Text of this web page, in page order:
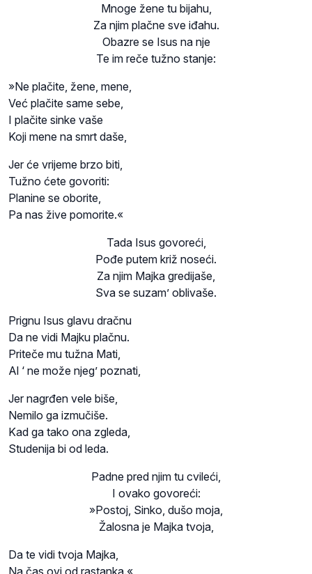
Mnoge žene tu bijahu,
Za njim plačne sve iđahu.
Obazre se Isus na nje
Te im reče tužno stanje:
»Ne plačite, žene, mene,
Već plačite same sebe,
I plačite sinke vaše
Koji mene na smrt daše,
Jer će vrijeme brzo biti,
Tužno ćete govoriti:
Planine se oborite,
Pa nas žive pomorite.«
Tada Isus govoreći,
Pođe putem križ noseći.
Za njim Majka gredijaše,
Sva se suzam’ oblivaše.
Prignu Isus glavu dračnu
Da ne vidi Majku plačnu.
Priteče mu tužna Mati,
Al ‘ ne može njeg’ poznati,
Jer nagrđen vele biše,
Nemilo ga izmučiše.
Kad ga tako ona zgleda,
Studenija bi od leda.
Padne pred njim tu cvileći,
I ovako govoreći:
»Postoj, Sinko, dušo moja,
Žalosna je Majka tvoja,
Da te vidi tvoja Majka,
Na čas ovi od rastanka.«